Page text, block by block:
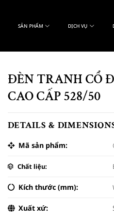
SẢN PHẨM DỊCH VỤ
ĐÈN TRANH CỔ
CAO CẤP 528/50
DETAILS &
Mã sản phẩm:
Chất liệu:
Kích thước (mm):
Xuất xứ: